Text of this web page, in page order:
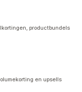
productbundels
en upsells